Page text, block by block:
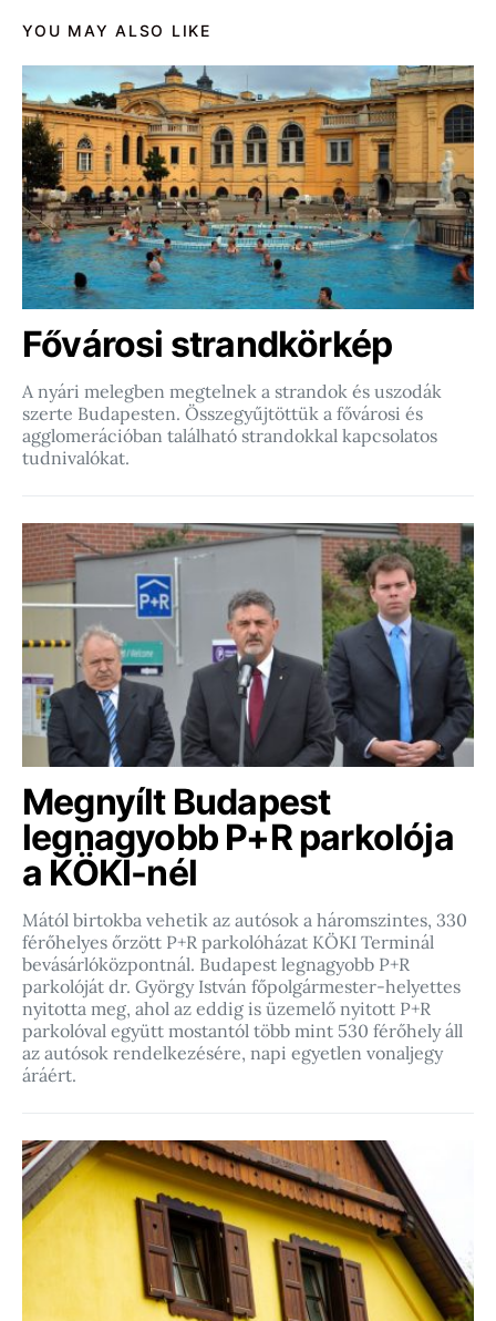
YOU MAY ALSO LIKE
Fővárosi strandkörkép
A nyári melegben megtelnek a strandok és uszodák
szerte Budapesten. Összegyűjtöttük a fővárosi és
agglomerációban található strandokkal kapcsolatos
tudnivalókat.
Megnyílt Budapest
legnagyobb P+R parkolója
a KÖKI-nél
Mától birtokba vehetik az autósok a háromszintes, 330
férőhelyes őrzött P+R parkolóházat KÖKI Terminál
bevásárlóközpontnál. Budapest legnagyobb P+R
parkolóját dr. György István főpolgármester-helyettes
nyitotta meg, ahol az eddig is üzemelő nyitott P+R
parkolóval együtt mostantól több mint 530 férőhely áll
az autósok rendelkezésére, napi egyetlen vonaljegy
áráért.